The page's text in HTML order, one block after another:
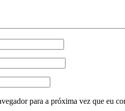
para a próxima vez que eu